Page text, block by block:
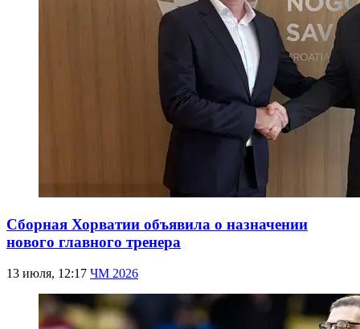
Сборная Хорватии объявила о назначении
нового главного тренера
13 июля, 12:17 ЧМ 2026